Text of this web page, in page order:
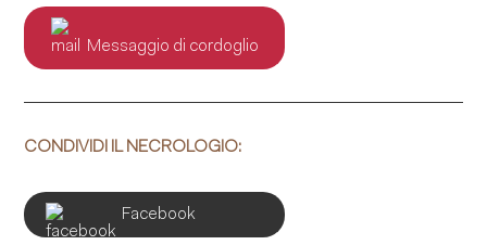
Messaggio di cordoglio
CONDIVIDI IL NECROLOGIO:
Facebook